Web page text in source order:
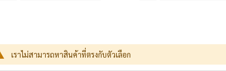
เราไม่สามารถหาสินค้าที่ตรงกับตัวเลือก